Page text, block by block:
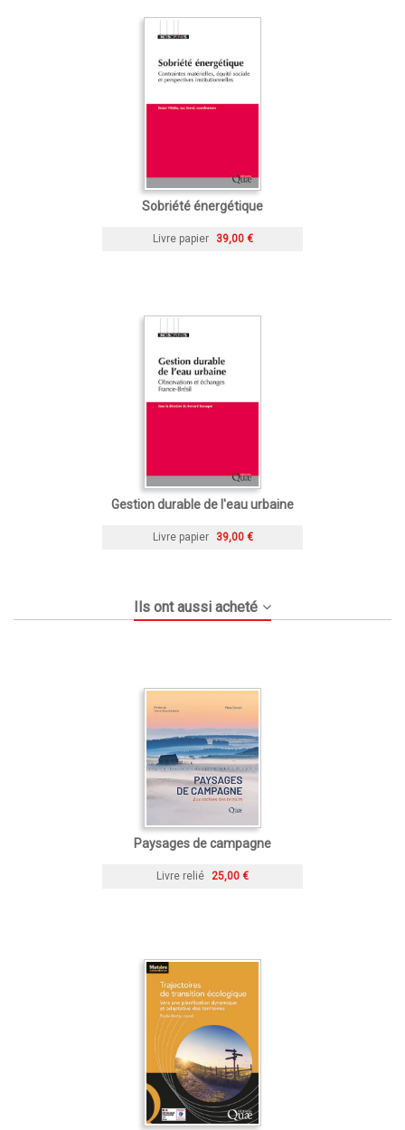
Sobriété énergétique
Livre papier 39,00 €
Gestion durable de l'eau urbaine
Livre papier 39,00 €
Ils ont aussi acheté
Paysages de campagne
Livre relié 25,00 €